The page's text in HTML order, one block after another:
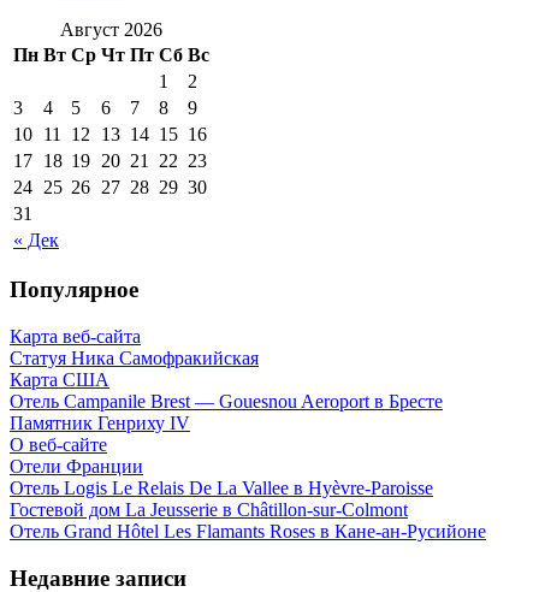
Август 2026
Пн Вт Ср Чт Пт Сб Вс
« Дек
1
2
3
4 5 6 7 8
9
10 11 12 13 14 15 16
17 18 19 20 21 22 23
24 25 26 27 28 29 30
31
Популярное
Карта веб-сайта
Статуя Ника Самофракийская
Карта США
Отель Campanile Brest — Gouesnou Aeroport в Бресте
Памятник Генриху IV
О веб-сайте
Отели Франции
Отель Logis Le Relais De La Vallee в Hyèvre-Paroisse
Гостевой дом La Jeusserie в Châtillon-sur-Colmont
Отель Grand Hôtel Les Flamants Roses в Кане-ан-Русийоне
Недавние записи